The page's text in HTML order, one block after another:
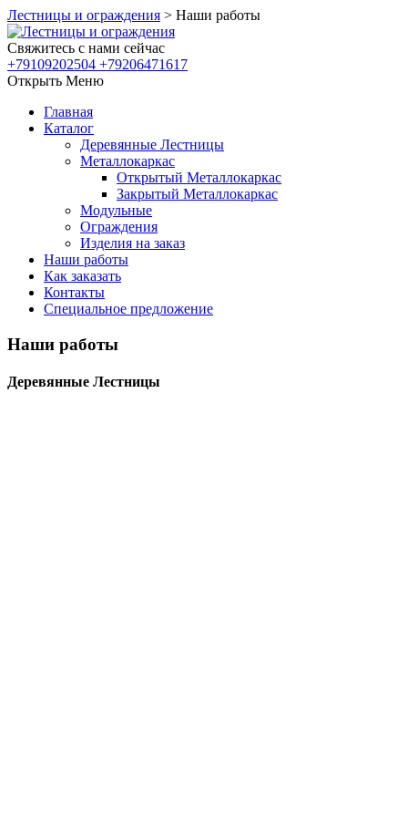
Лестницы и ограждения > Наши работы
Свяжитесь с нами сейчас
+79109202504 +79206471617
Открыть Меню
Главная
Каталог
Деревянные Лестницы
Металлокаркас
Открытый Металлокаркас
Закрытый Металлокаркас
Модульные
Ограждения
Изделия на заказ
Наши работы
Как заказать
Контакты
Специальное предложение
Наши работы
Деревянные Лестницы